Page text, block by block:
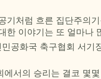
기처럼 흐른 집단주의
한 이야기는 또 얼마나
공화국 축구협회 서기
에서의 승리는 결코 몇